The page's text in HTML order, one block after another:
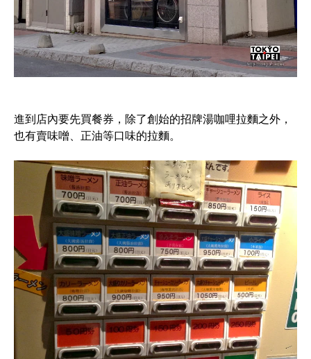
進到店內要先買餐券，除了創始的招牌湯咖哩拉麵之外，
也有賣味噌、正油等口味的拉麵。